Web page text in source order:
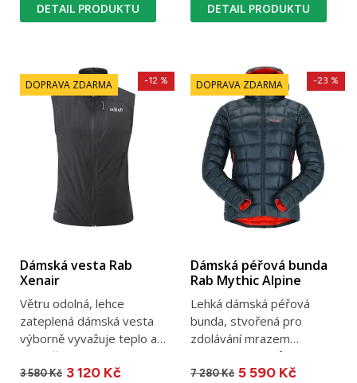
DETAIL PRODUKTU DETAIL PRODUKTU
DOPRAVA ZDARMA
Dámská vesta Rab
Xenair
Větru odolná, lehce
zateplená dámská vesta
výborně vyvažuje teplo a
prodyšnost. Vesta Rab
Xenair...
3 580 Kč
-12 %
3 120 Kč
DOPRAVA ZDARMA
Dámská péřová bunda
Rab Mythic Alpine
Lehká dámská péřová
bunda, stvořená pro
zdolávání mrazem
rozbitých vrcholů v krutých
mrazech,...
7 280 Kč
-23 %
5 590 Kč